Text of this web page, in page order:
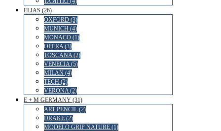
ELIAS (26)
OXFORD (3)
MUNICH (4)
MONACO (1)
OPERA (3)
TOSCANA (2)
VENECIA (5)
MILAN (4)
TECH (2)
VERONA (2)
E + M GERMANY (31)
ART PENCIL (2)
DRAKE (2)
MODELO GRIP NATURE (1)